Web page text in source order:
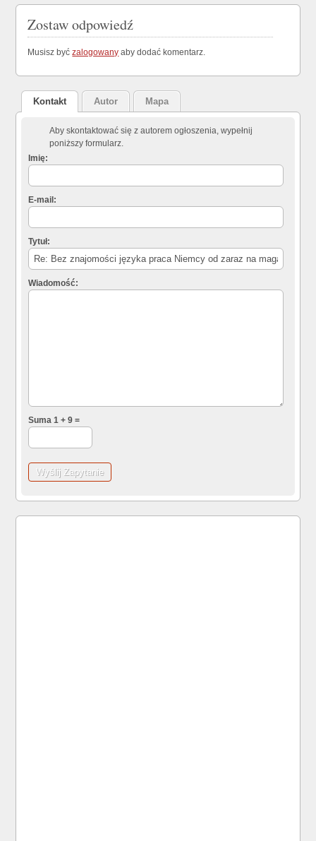
Zostaw odpowiedź
Musisz byćzalogowany aby dodać komentarz.
Kontakt Autor Mapa
Aby skontaktować się z autorem ogłoszenia, wypełnij
poniższy formularz.
Imię:
E-mail:
Tytuł:
Wiadomość:
Suma 1 + 9 =